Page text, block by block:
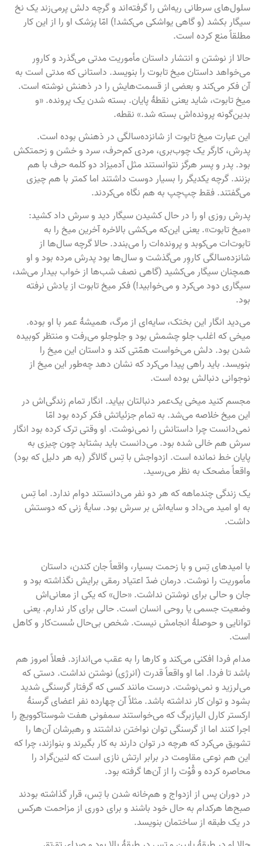
سلول‌های سرطانی ریه‌اش را گرفته‌اند و گرچه دلش پرمی‌زند یک نخ
سیگار بکشد (و گاهی یواشکی می‌کشد!) امّا پزشک او را از این کار
مطلقاً منع کرده است.
حالا از نوشتن و انتشار داستان مأموریت مدتی می‌گذرد و کاروِر
می‌خواهد داستان میخ تابوت را بنویسد. داستانی که مدتی است به
آن فکر می‌کند و بعضی از قسمت‌هایش را در ذهنش نوشته است.
میخ تابوت، شاید یعنی نقطهٔ پایان. بسته شدن یک پرونده. «و
بدین‌گونه پرونده‌اش بسته شد.» نقطه.
این عبارت میخ تابوت از شانزده‌سالگی در ذهنش بوده است.
پدرش، کارگر یک چوب‌بری، مردی کم‌حرف، سرد و خشن و زحمتکش
بود. پدر و پسر هرگز نتوانستند مثل آدمیزاد دو کلمه حرف با هم
بزنند. گرچه یکدیگر را بسیار دوست داشتند اما کمتر با هم چیزی
می‌گفتند. فقط چپ‌چپ به هم نگاه می‌کردند.
پدرش روزی او را در حال کشیدن سیگار دید و سرش داد کشید:
«میخ تابوت». یعنی این‌که می‌کشی بالاخره آخرین میخ را به
تابوت‌ات می‌کوبد و پرونده‌ات را می‌بندد. حالا گرچه سال‌ها از
شانزده‌سالگی کاروِر می‌گذشت و سال‌ها بود پدرش مرده بود و او
همچنان سیگار می‌کشید (گاهی نصف شب‌ها از خواب بیدار می‌شد،
سیگاری دود می‌کرد و می‌خوابید!) فکر میخ تابوت از یادش نرفته
بود.
می‌دید انگار این بختک، سایه‌ای از مرگ، همیشهٔ عمر با او بوده.
میخی که اغلب جلو چشمش بود و جلوجلو می‌رفت و منتظر کوبیده
شدن بود. دلش می‌خواست همّتی کند و داستان این میخ را
بنویسد. باید راهی پیدا می‌کرد که نشان دهد چه‌طور این میخ از
نوجوانی دنبالش بوده است.
مجسم کنید میخی یک‌عمر دنبالتان بیاید. انگار تمام زندگی‌اش در
این میخ خلاصه می‌شد. به تمام جزئیاتش فکر کرده بود امّا
نمی‌دانست چرا داستانش را نمی‌نوشت. او وقتی ترک کرده بود انگار
سرش هم خالی شده بود. می‌دانست باید بشتابد چون چیزی به
پایان خط نمانده است. ازدواجش با تِس‌ گالاگر (به هر دلیل که بود)
واقعاً مضحک به نظر می‌رسید.
یک زندگی چندماهه که هر دو نفر می‌دانستند دوام ندارد. اما تِس
به او امید می‌داد و سایه‌اش بر سرش بود. سایهٔ زنی که دوستش
داشت.
با امیدهای تِس و با زحمت بسیار، واقعاً جان کندن، داستان
مأموریت را نوشت. درمان ضدّ اعتیاد رمقی برایش نگذاشته بود و
جان و حالی برای نوشتن نداشت. «حال» که یکی از معانی‌اش
وضعیت جسمی یا روحی انسان است. حالی برای کار ندارم. یعنی
توانایی و حوصلهٔ انجامش نیست. شخص بی‌حال سُست‌کار و کاهل
است.
مدام فردا افکنی می‌کند و کارها را به عقب می‌اندازد. فعلاً امروز هم
باشد تا فردا. اما او واقعاً قدرت (انرژی) نوشتن نداشت. دستی که
می‌لرزید و نمی‌نوشت. درست مانند کسی که گرفتار گرسنگی شدید
بشود و توان کار نداشته باشد. مثلاً آن چهارده نفر اعضای گرسنهٔ
ارکستر کارل الیازبرگ که می‌خواستند سمفونی هفت شوستاکوویچ را
اجرا کنند اما از گرسنگی توان نواختن نداشتند و رهبرشان آن‌ها را
تشویق می‌کرد که هرچه در توان دارند به کار بگیرند و بنوازند، چرا که
این هم نوعی مقاومت در برابر ارتش نازی است که لنین‌گراد را
محاصره کرده و قُوْت را از آن‌ها گرفته بود.
در دوران پس از ازدواج و هم‌خانه شدن با تِس، قرار گذاشته بودند
صبح‌ها هرکدام به حال خود باشند و برای دوری از مزاحمت هرکس
در یک طبقه از ساختمان بنویسد.